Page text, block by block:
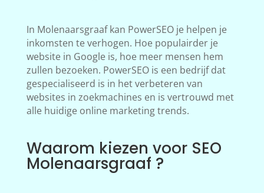
In Molenaarsgraaf kan PowerSEO je helpen je
inkomsten te verhogen. Hoe populairder je
website in Google is, hoe meer mensen hem
zullen bezoeken. PowerSEO is een bedrijf dat
gespecialiseerd is in het verbeteren van
websites in zoekmachines en is vertrouwd met
alle huidige online marketing trends.
Waarom kiezen voor SEO
Molenaarsgraaf ?